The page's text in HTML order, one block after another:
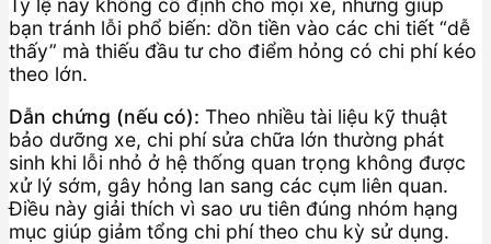
Tỷ lệ này không cố định cho mọi xe, nhưng giúp
bạn tránh lỗi phổ biến: dồn tiền vào các chi tiết “dễ
thấy” mà thiếu đầu tư cho điểm hỏng có chi phí kéo
theo lớn.
Dẫn chứng (nếu có): Theo nhiều tài liệu kỹ thuật
bảo dưỡng xe, chi phí sửa chữa lớn thường phát
sinh khi lỗi nhỏ ở hệ thống quan trọng không được
xử lý sớm, gây hỏng lan sang các cụm liên quan.
Điều này giải thích vì sao ưu tiên đúng nhóm hạng
mục giúp giảm tổng chi phí theo chu kỳ sử dụng.